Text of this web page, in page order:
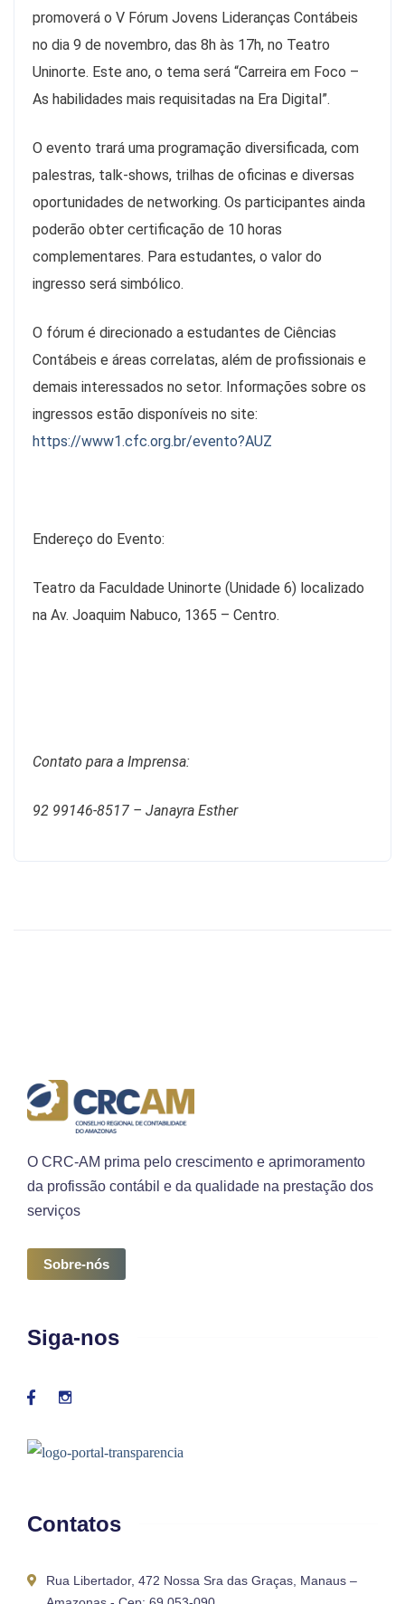
promoverá o V Fórum Jovens Lideranças Contábeis
no dia 9 de novembro, das 8h às 17h, no Teatro
Uninorte. Este ano, o tema será “Carreira em Foco –
As habilidades mais requisitadas na Era Digital”.
O evento trará uma programação diversificada, com
palestras, talk-shows, trilhas de oficinas e diversas
oportunidades de networking. Os participantes ainda
poderão obter certificação de 10 horas
complementares. Para estudantes, o valor do
ingresso será simbólico.
O fórum é direcionado a estudantes de Ciências
Contábeis e áreas correlatas, além de profissionais e
demais interessados no setor. Informações sobre os
ingressos estão disponíveis no site:
https://www1.cfc.org.br/evento?AUZ
Endereço do Evento:
Teatro da Faculdade Uninorte (Unidade 6) localizado
na Av. Joaquim Nabuco, 1365 – Centro.
Contato para a Imprensa:
92 99146-8517 – Janayra Esther
O CRC-AM prima pelo crescimento e aprimoramento
da profissão contábil e da qualidade na prestação dos
serviços
Sobre-nós
Siga-nos
Contatos
Rua Libertador, 472 Nossa Sra das Graças, Manaus –